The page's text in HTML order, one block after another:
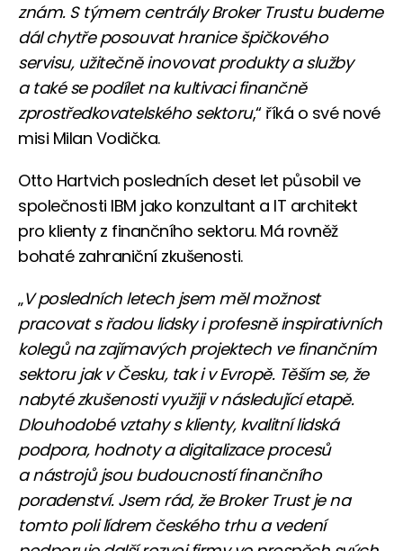
znám. S týmem centrály Broker Trustu budeme
dál chytře posouvat hranice špičkového
servisu, užitečně inovovat produkty a služby
a také se podílet na kultivaci finančně
zprostředkovatelského sektoru,“ říká o své nové
misi Milan Vodička.
Otto Hartvich posledních deset let působil ve
společnosti IBM jako konzultant a IT architekt
pro klienty z finančního sektoru. Má rovněž
bohaté zahraniční zkušenosti.
„V posledních letech jsem měl možnost
pracovat s řadou lidsky i profesně inspirativních
kolegů na zajímavých projektech ve finančním
sektoru jak v Česku, tak i v Evropě. Těším se, že
nabyté zkušenosti využiji v následující etapě.
Dlouhodobé vztahy s klienty, kvalitní lidská
podpora, hodnoty a digitalizace procesů
a nástrojů jsou budoucností finančního
poradenství. Jsem rád, že Broker Trust je na
tomto poli lídrem českého trhu a vedení